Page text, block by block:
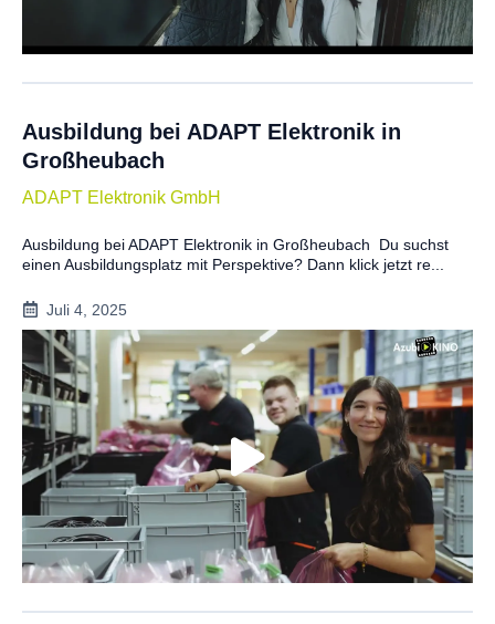
Ausbildung bei ADAPT Elektronik in
Großheubach
ADAPT Elektronik GmbH
Ausbildung bei ADAPT Elektronik in Großheubach Du suchst
einen Ausbildungsplatz mit Perspektive? Dann klick jetzt re...
Juli 4, 2025